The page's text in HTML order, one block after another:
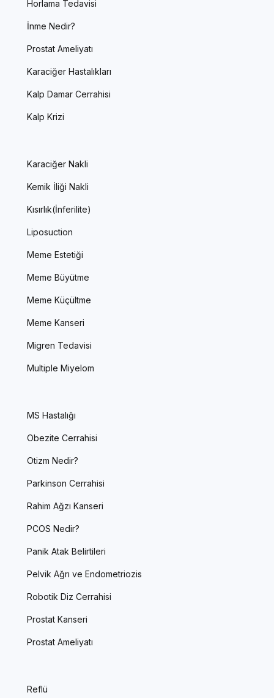
Horlama Tedavisi
İnme Nedir?
Prostat Ameliyatı
Karaciğer Hastalıkları
Kalp Damar Cerrahisi
Kalp Krizi
Karaciğer Nakli
Kemik İliği Nakli
Kısırlık(İnferilite)
Liposuction
Meme Estetiği
Meme Büyütme
Meme Küçültme
Meme Kanseri
Migren Tedavisi
Multiple Miyelom
MS Hastalığı
Obezite Cerrahisi
Otizm Nedir?
Parkinson Cerrahisi
Rahim Ağzı Kanseri
PCOS Nedir?
Panik Atak Belirtileri
Pelvik Ağrı ve Endometriozis
Robotik Diz Cerrahisi
Prostat Kanseri
Prostat Ameliyatı
Reflü